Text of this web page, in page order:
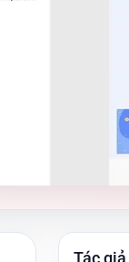
Tác giả